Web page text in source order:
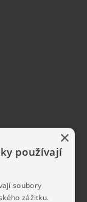
×
používají
soubory
zážitku.